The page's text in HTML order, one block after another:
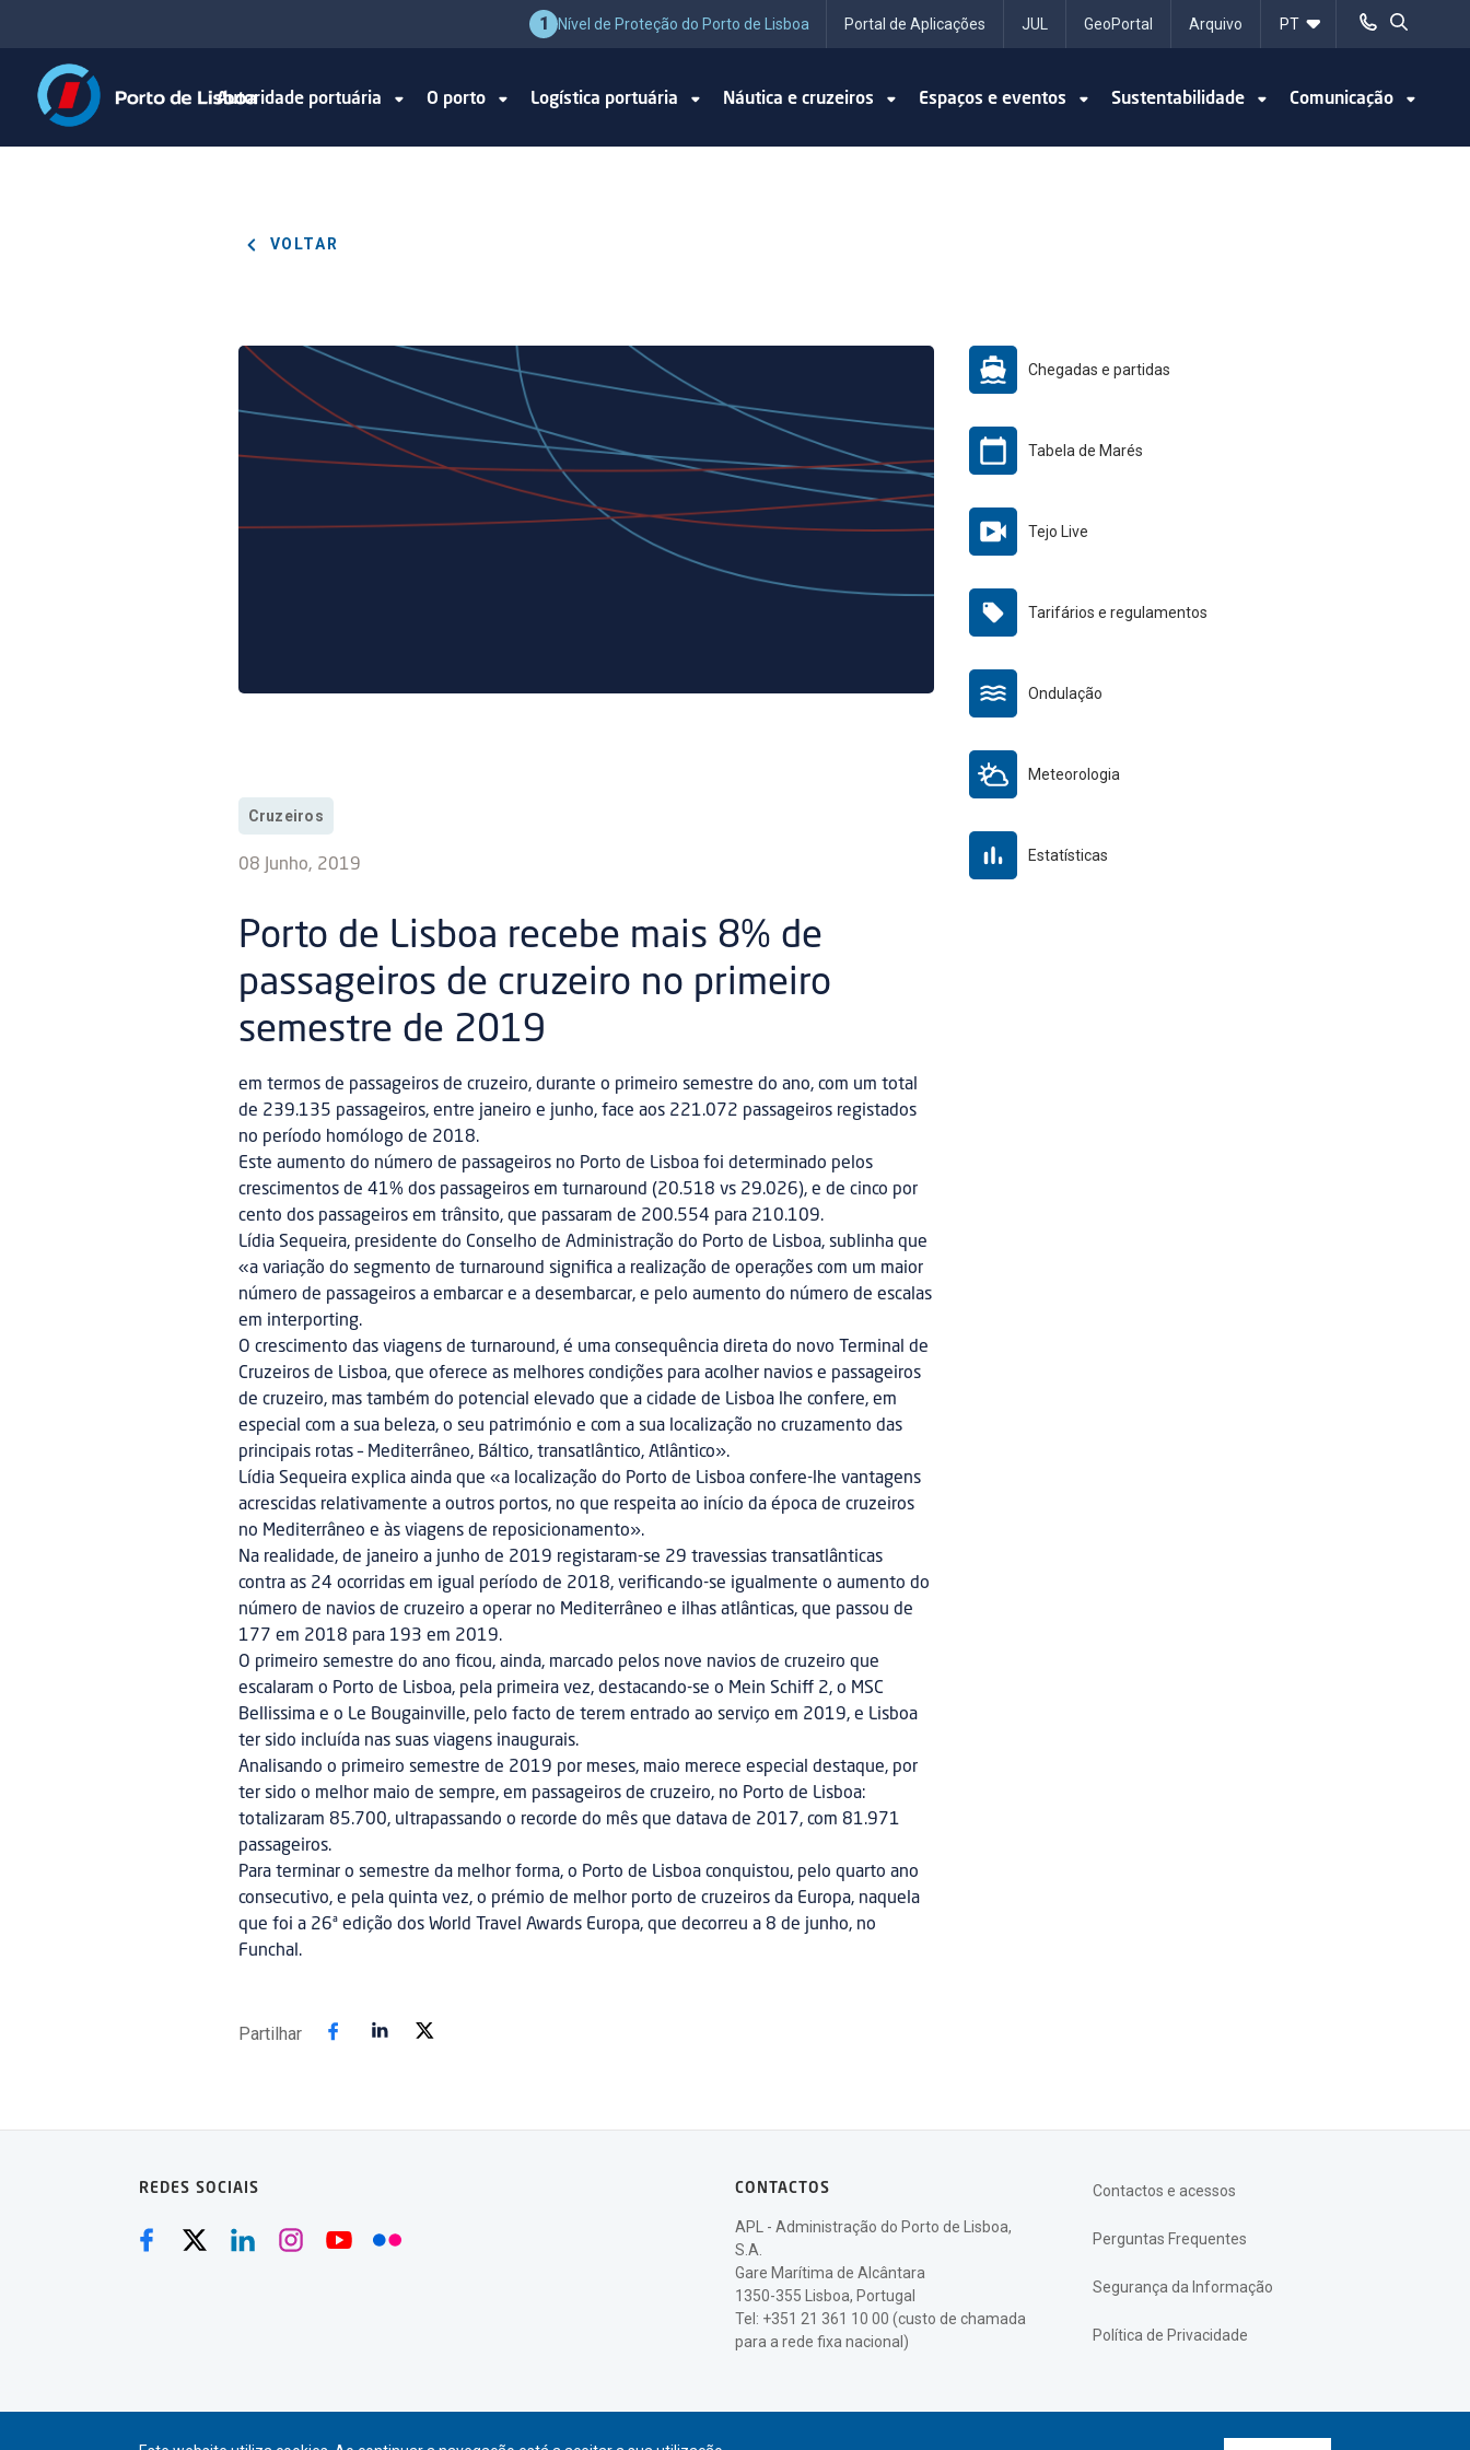
1 Nível de Proteção do Porto de Lisboa Portal de Aplicações JUL GeoPortal Arquivo
Autoridade portuária O porto Logística portuária Náutica e cruzeiros Espaços e eventos Sustentabilidade Comunicação
VOLTAR
Cruzeiros
08 Junho, 2019
Porto de Lisboa recebe mais 8% de
passageiros de cruzeiro no primeiro
semestre de 2019
em termos de passageiros de cruzeiro, durante o primeiro semestre do ano, com um total
de 239.135 passageiros, entre janeiro e junho, face aos 221.072 passageiros registados
no período homólogo de 2018.
Este aumento do número de passageiros no Porto de Lisboa foi determinado pelos
crescimentos de 41% dos passageiros em turnaround (20.518 vs 29.026), e de cinco por
cento dos passageiros em trânsito, que passaram de 200.554 para 210.109.
Lídia Sequeira, presidente do Conselho de Administração do Porto de Lisboa, sublinha que
«a variação do segmento de turnaround significa a realização de operações com um maior
número de passageiros a embarcar e a desembarcar, e pelo aumento do número de escalas
em interporting.
O crescimento das viagens de turnaround, é uma consequência direta do novo Terminal de
Cruzeiros de Lisboa, que oferece as melhores condições para acolher navios e passageiros
de cruzeiro, mas também do potencial elevado que a cidade de Lisboa lhe confere, em
especial com a sua beleza, o seu património e com a sua localização no cruzamento das
principais rotas – Mediterrâneo, Báltico, transatlântico, Atlântico».
Lídia Sequeira explica ainda que «a localização do Porto de Lisboa confere-lhe vantagens
acrescidas relativamente a outros portos, no que respeita ao início da época de cruzeiros
no Mediterrâneo e às viagens de reposicionamento».
Na realidade, de janeiro a junho de 2019 registaram-se 29 travessias transatlânticas
contra as 24 ocorridas em igual período de 2018, verificando-se igualmente o aumento do
número de navios de cruzeiro a operar no Mediterrâneo e ilhas atlânticas, que passou de
177 em 2018 para 193 em 2019.
O primeiro semestre do ano ficou, ainda, marcado pelos nove navios de cruzeiro que
escalaram o Porto de Lisboa, pela primeira vez, destacando-se o Mein Schiff 2, o MSC
Bellissima e o Le Bougainville, pelo facto de terem entrado ao serviço em 2019, e Lisboa
ter sido incluída nas suas viagens inaugurais.
Analisando o primeiro semestre de 2019 por meses, maio merece especial destaque, por
ter sido o melhor maio de sempre, em passageiros de cruzeiro, no Porto de Lisboa:
totalizaram 85.700, ultrapassando o recorde do mês que datava de 2017, com 81.971
passageiros.
Para terminar o semestre da melhor forma, o Porto de Lisboa conquistou, pelo quarto ano
consecutivo, e pela quinta vez, o prémio de melhor porto de cruzeiros da Europa, naquela
que foi a 26ª edição dos World Travel Awards Europa, que decorreu a 8 de junho, no
Funchal.
Partilhar
Chegadas e partidas
Tabela de Marés
Tejo Live
Tarifários e regulamentos
Ondulação
Meteorologia
Estatísticas
REDES SOCIAIS CONTACTOS
APL - Administração do Porto de Lisboa,
S.A.
Gare Marítima de Alcântara
1350-355 Lisboa, Portugal
Tel: +351 21 361 10 00 (custo de chamada
para a rede fixa nacional)
Contactos e acessos
Perguntas Frequentes
Segurança da Informação
Política de Privacidade